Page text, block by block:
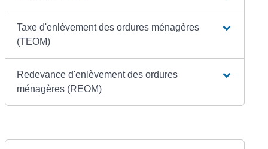
Taxe d'enlèvement des ordures ménagères
(TEOM)
Redevance d'enlèvement des ordures
ménagères (REOM)